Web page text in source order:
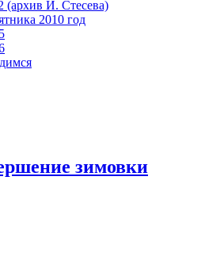
(архив И. Стесева)
2010 год
зимовки